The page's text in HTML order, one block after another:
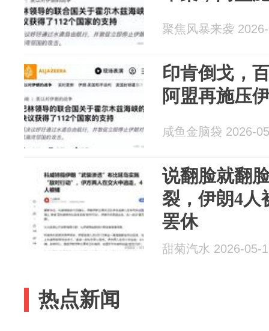
聚焦风暴来袭
印肯倒戈，
阿盟再施压
咸鱼金脑袋 2026-
说翻脸就翻
裂，伊朗4人
罢休
甜菊汽水 2026-05-
热点新闻